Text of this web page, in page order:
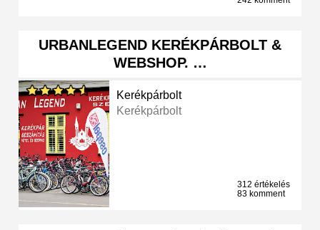
URBANLEGEND KERÉKPÁRBOLT &
WEBSHOP. …
Kerékpárbolt
Kerékpárbolt
312 értékelés
83 komment